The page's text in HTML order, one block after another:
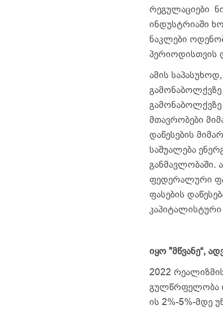
რეგულაციები
ინდუსტრიაში
ნაკლები
პერიოდისთვის
ამის
გამონაბოლქვზე
მთავრობები
დაწესების
საშუალება
განმავლობაში.
ფედერალური
ფასების
კაპიტალისტური
იყო "მწვანე“,
2022
გულწრფელობა
ის 2%-5%-მდე